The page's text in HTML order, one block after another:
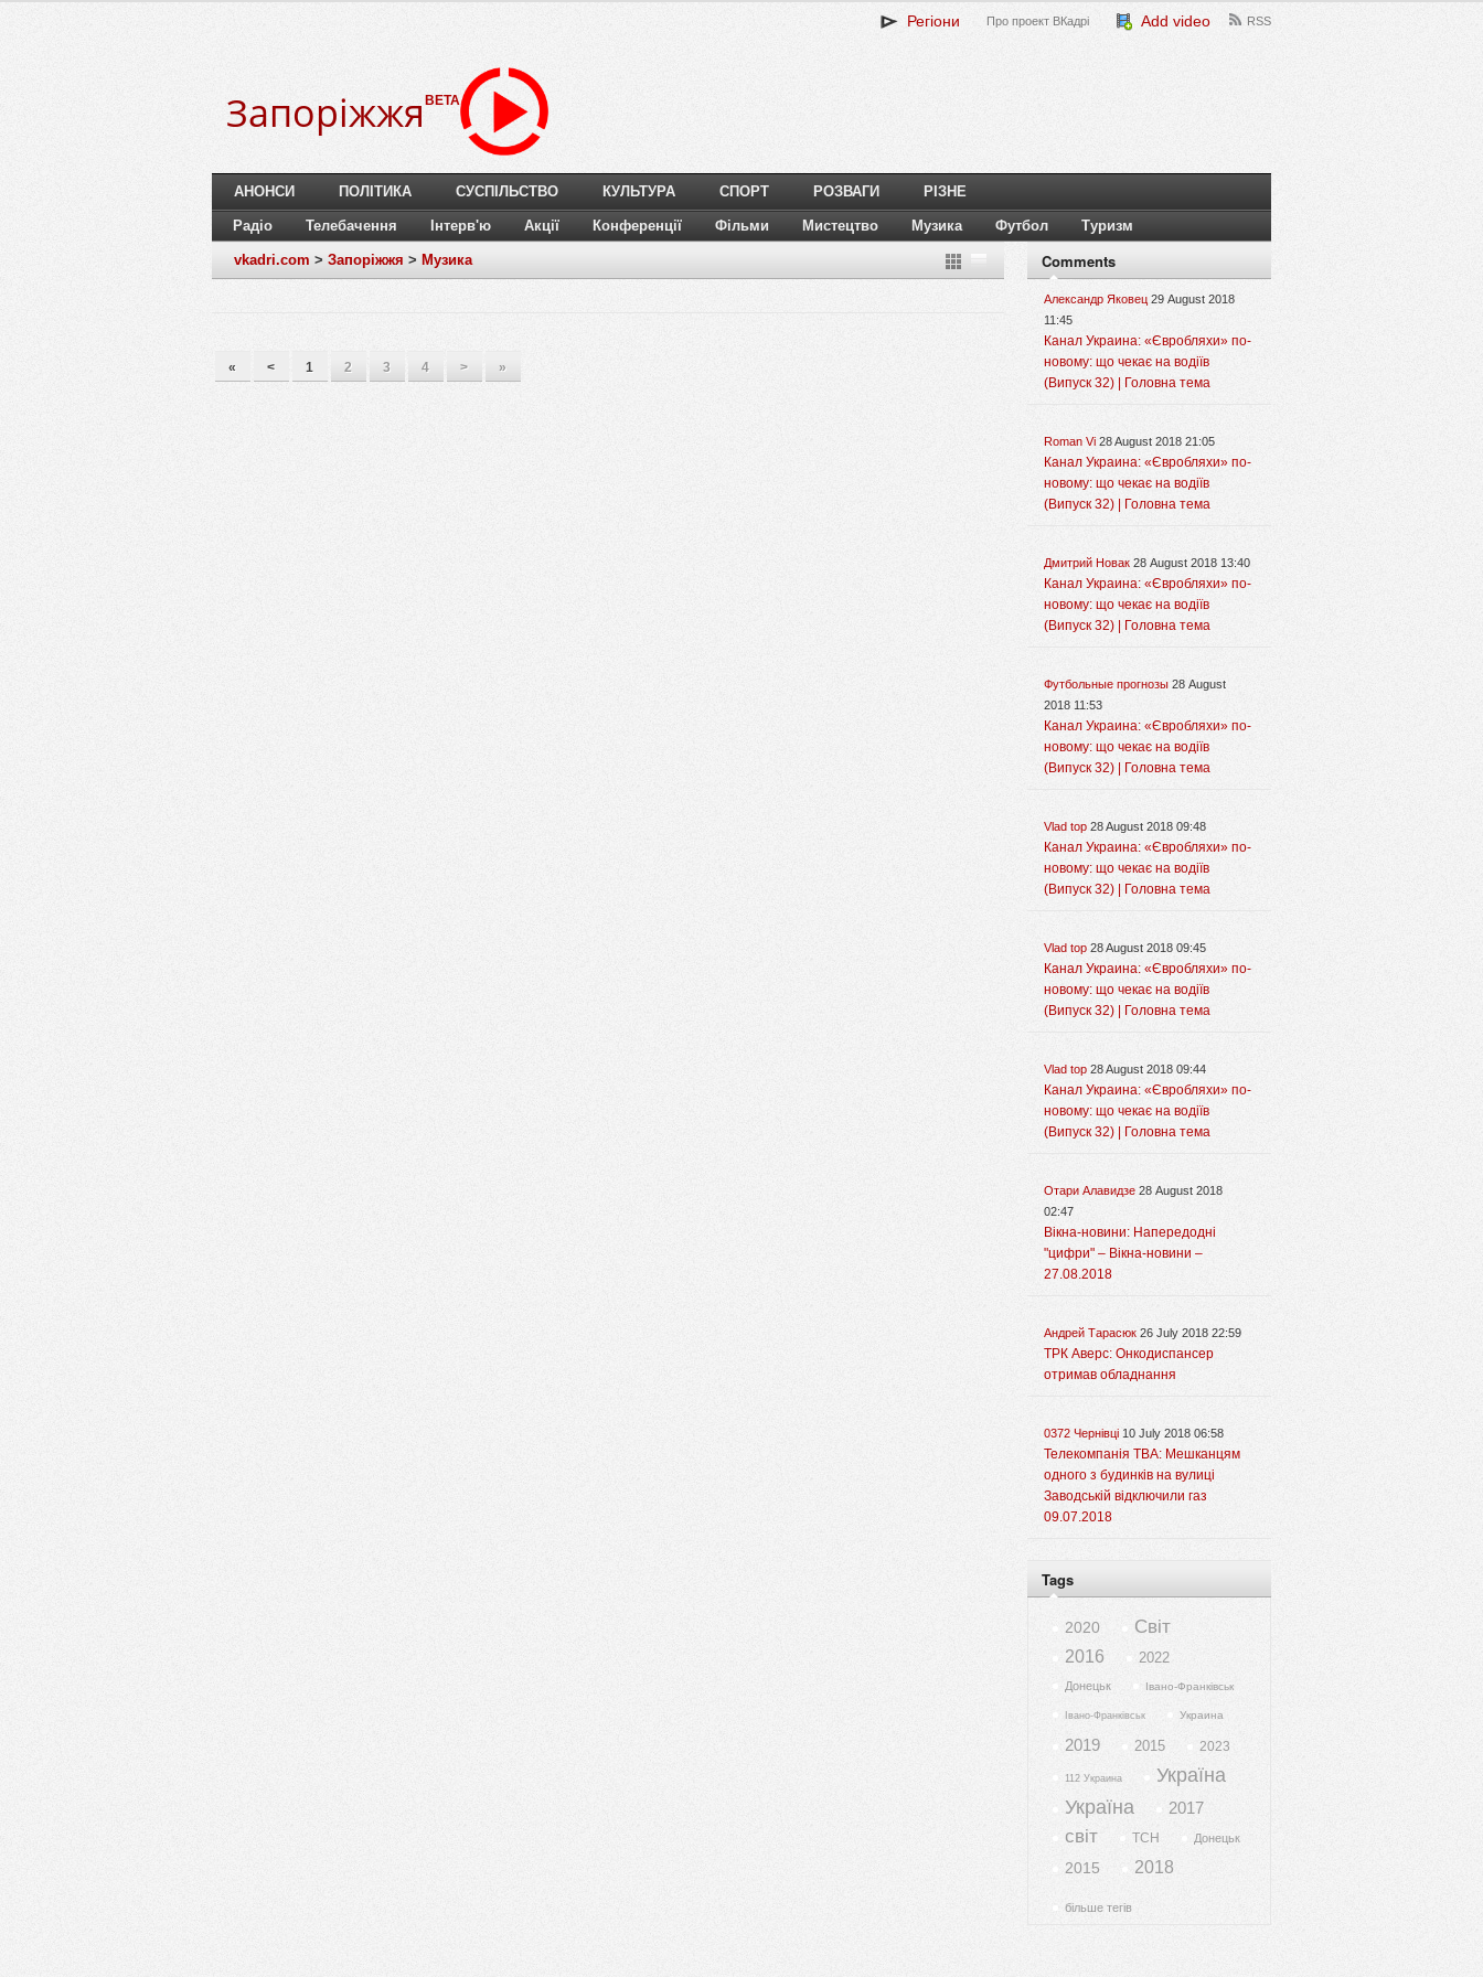
Регіони Про проект ВКадрі Add video RSS
Запоріжжя BETA
АНОНСИ ПОЛІТИКА СУСПІЛЬСТВО КУЛЬТУРА СПОРТ РОЗВАГИ РІЗНЕ
Радіо Телебачення Інтерв'ю Акції Конференції Фільми Мистецтво Музика Футбол Туризм
vkadri.com > Запоріжжя > Музика
« < 1 2 3 4 > »
Comments
Александр Яковец 29 August 2018
11:45
Канал Украина: «Євробляхи» по-
новому: що чекає на водіїв
(Випуск 32) | Головна тема
Roman Vi 28 August 2018 21:05
Канал Украина: «Євробляхи» по-
новому: що чекає на водіїв
(Випуск 32) | Головна тема
Дмитрий Новак 28 August 2018 13:40
Канал Украина: «Євробляхи» по-
новому: що чекає на водіїв
(Випуск 32) | Головна тема
Футбольные прогнозы 28 August
2018 11:53
Канал Украина: «Євробляхи» по-
новому: що чекає на водіїв
(Випуск 32) | Головна тема
Vlad top 28 August 2018 09:48
Канал Украина: «Євробляхи» по-
новому: що чекає на водіїв
(Випуск 32) | Головна тема
Vlad top 28 August 2018 09:45
Канал Украина: «Євробляхи» по-
новому: що чекає на водіїв
(Випуск 32) | Головна тема
Vlad top 28 August 2018 09:44
Канал Украина: «Євробляхи» по-
новому: що чекає на водіїв
(Випуск 32) | Головна тема
Отари Алавидзе 28 August 2018
02:47
Вікна-новини: Напередодні
"цифри" – Вікна-новини –
27.08.2018
Андрей Тарасюк 26 July 2018 22:59
ТРК Аверс: Онкодиспансер
отримав обладнання
0372 Чернівці 10 July 2018 06:58
Телекомпанія ТВА: Мешканцям
одного з будинків на вулиці
Заводській відключили газ
09.07.2018
Tags
2020 Світ
2016 2022
Донецьк Івано-Франківськ
Івано-Франківськ Украина
2019 2015 2023
112 Украина
Україна
Україна
2017
світ ТСН Донецьк
2015 2018
більше тегів